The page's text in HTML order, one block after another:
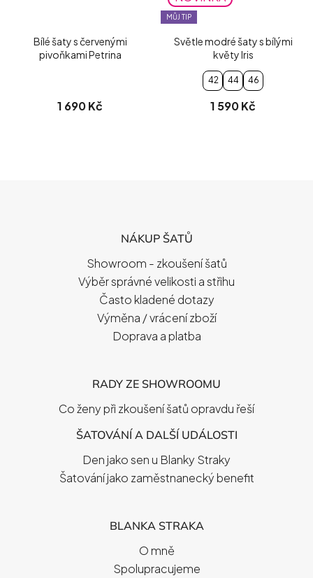
Bílé šaty s červenými
pivoňkami Petrina
1 690 Kč
MŮJ TIP
Světle modré šaty s bílými
květy Iris
42 44 46
1 590 Kč
NÁKUP ŠATŮ
Showroom - zkoušení šatů
Výběr správné velikosti a střihu
Často kladené dotazy
Výměna / vrácení zboží
Doprava a platba
RADY ZE SHOWROOMU
Co ženy při zkoušení šatů opravdu řeší
ŠATOVÁNÍ A DALŠÍ UDÁLOSTI
Den jako sen u Blanky Straky
Šatování jako zaměstnanecký benefit
BLANKA STRAKA
O mně
Spolupracujeme